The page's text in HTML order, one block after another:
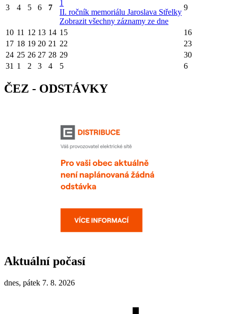
3 4 5 6 7
1
II. ročník memoriálu Jaroslava Střelky
Zobrazit všechny záznamy ze dne
9
10 11 12 13 14 15
16
17 18 19 20 21 22
23
24 25 26 27 28 29
30
31 1 2 3 4 5 6
ČEZ - ODSTÁVKY
Aktuální počasí
dnes, pátek 7. 8. 2026